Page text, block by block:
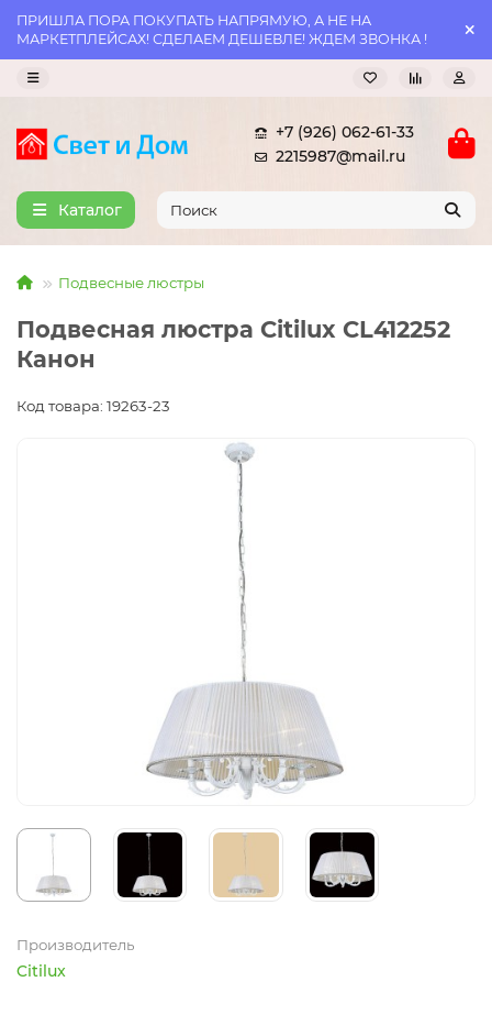
ПРИШЛА ПОРА ПОКУПАТЬ НАПРЯМУЮ, А НЕ НА
МАРКЕТПЛЕЙСАХ! СДЕЛАЕМ ДЕШЕВЛЕ! ЖДЕМ ЗВОНКА !
+7 (926) 062-61-33
2215987@mail.ru
Каталог
Подвесные люстры
Подвесная люстра Citilux CL412252
Канон
Код товара: 19263-23
Производитель
Citilux